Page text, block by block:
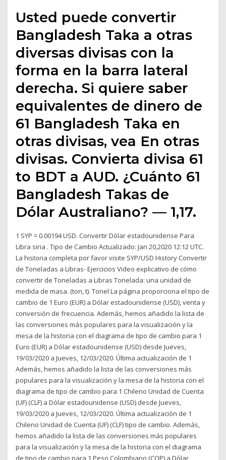
Usted puede convertir
Bangladesh Taka a otras
diversas divisas con la
forma en la barra lateral
derecha. Si quiere saber
equivalentes de dinero de
61 Bangladesh Taka en
otras divisas, vea En otras
divisas. Convierta divisa 61
to BDT a AUD. ¿Cuánto 61
Bangladesh Takas de
Dólar Australiano? — 1,17.
1 SYP = 0.00194 USD. Convertir Dólar estadounidense Para
Libra siria . Tipo de Cambio Actualizado: Jan 20,2020 12:12 UTC.
La historia completa por favor visite SYP/USD History Convertir
de Toneladas a Libras- Ejercicios Video explicativo de cómo
convertir de Toneladas a Libras Tonelada: una unidad de
medida de masa. (ton, t). Tonel La página proporciona el tipo de
cambio de 1 Euro (EUR) a Dólar estadounidense (USD), venta y
conversión de frecuencia. Además, hemos añadido la lista de
las conversiones más populares para la visualización y la
mesa de la historia con el diagrama de tipo de cambio para 1
Euro (EUR) a Dólar estadounidense (USD) desde Jueves,
19/03/2020 a Jueves, 12/03/2020. Última actualización de 1
Además, hemos añadido la lista de las conversiones más
populares para la visualización y la mesa de la historia con el
diagrama de tipo de cambio para 1 Chileno Unidad de Cuenta
(UF) (CLF) a Dólar estadounidense (USD) desde Jueves,
19/03/2020 a Jueves, 12/03/2020. Última actualización de 1
Chileno Unidad de Cuenta (UF) (CLF) tipo de cambio. Además,
hemos añadido la lista de las conversiones más populares
para la visualización y la mesa de la historia con el diagrama